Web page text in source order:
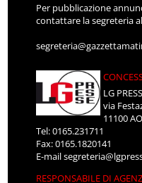
Per pubblicazione
contattare la segreteria
LG
via
11100
Tel: 0165.231711
Fax: 0165.1820141
E-mail
RESPONSABILE DI